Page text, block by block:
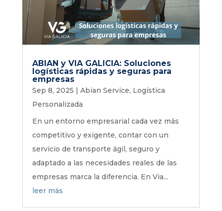
ABIAN y VIA GALICIA: Soluciones
logísticas rápidas y seguras para
empresas
Sep 8, 2025 | Abian Service, Logística
Personalizada
En un entorno empresarial cada vez más
competitivo y exigente, contar con un
servicio de transporte ágil, seguro y
adaptado a las necesidades reales de las
empresas marca la diferencia. En Via...
leer más